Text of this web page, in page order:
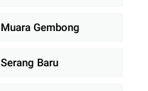
Muara Gembong
Serang Baru